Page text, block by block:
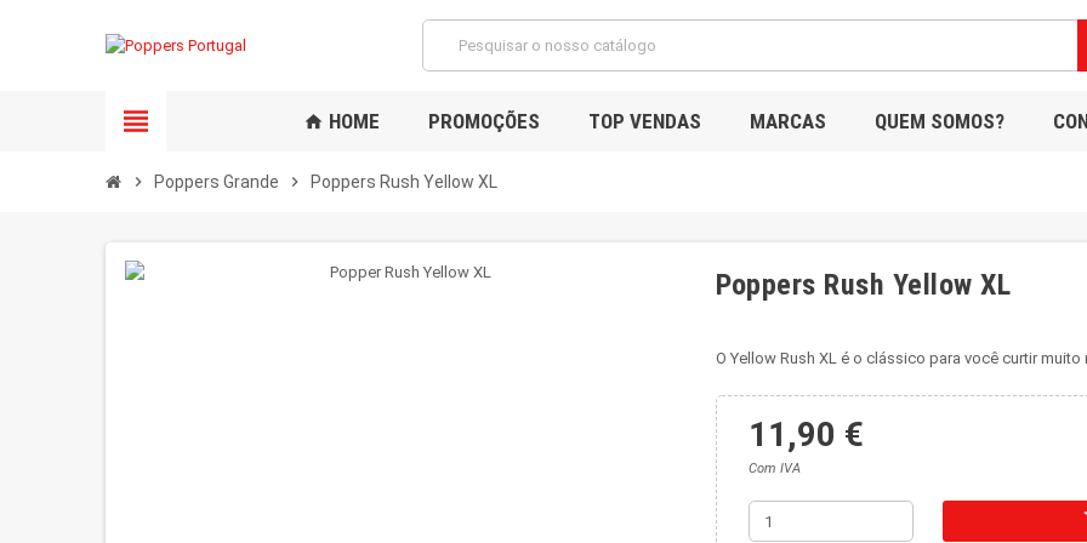
view_headline home HOME PROMOÇÕES TOP VENDAS MARCAS QUEM SOMOS?
chevron_right Poppers Grande chevron_right Poppers Rush Yellow XL
Poppers Rush Yellow XL
O Yellow Rush XL é o clássico para você curtir muito
11,90 €
Com IVA